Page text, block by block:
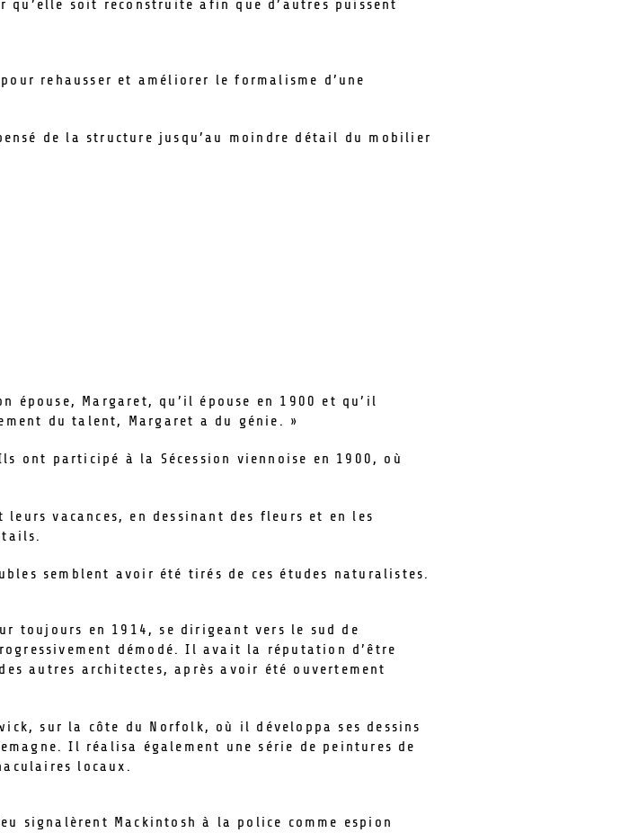
qu’elle soit reconstruite afin que d’autres puissent
rehausser et améliorer le formalisme d’une
de la structure jusqu’au moindre détail du mobilier
épouse, Margaret, qu’il épouse en 1900 et qu’il
du talent, Margaret a du génie. »
ont participé à la Sécession viennoise en 1900, où
vacances, en dessinant des fleurs et en les
semblent avoir été tirés de ces études naturalistes.
toujours en 1914, se dirigeant vers le sud de
démodé. Il avait la réputation d’être
autres architectes, après avoir été ouvertement
sur la côte du Norfolk, où il développa ses dessins
Il réalisa également une série de peintures de
locaux.
signalèrent Mackintosh à la police comme espion